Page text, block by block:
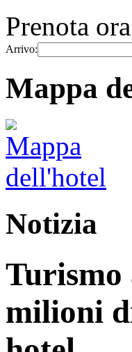
Prenota ora
Arrivo:
Mappa
Notizia
Turismo
milioni